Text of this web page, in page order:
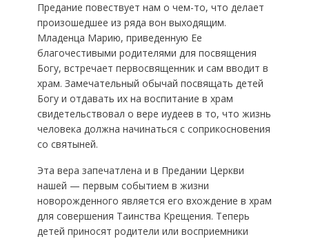
Предание повествует нам о чем-то, что делает
произошедшее из ряда вон выходящим.
Младенца Марию, приведенную Ее
благочестивыми родителями для посвящения
Богу, встречает первосвященник и сам вводит в
храм. Замечательный обычай посвящать детей
Богу и отдавать их на воспитание в храм
свидетельствовал о вере иудеев в то, что жизнь
человека должна начинаться с соприкосновения
со святыней.
Эта вера запечатлена и в Предании Церкви
нашей — первым событием в жизни
новорожденного является его вхождение в храм
для совершения Таинства Крещения. Теперь
детей приносят родители или восприемники